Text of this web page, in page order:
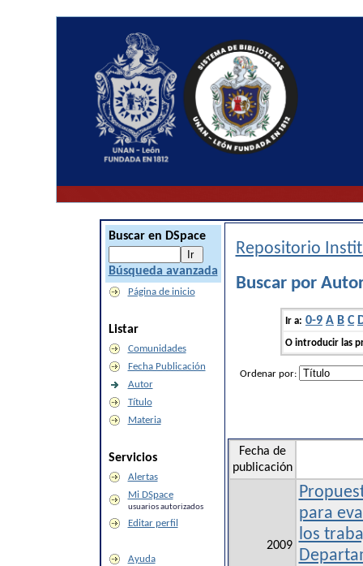
Buscar en DSpace
Búsqueda avanzada
Página de inicio
Listar
Comunidades
Fecha Publicación
Autor
Título
Materia
Servicios
Alertas
Mi DSpace
usuarios autorizados
Editar perfil
Ayuda
Repositorio
Buscar por
Ir a: 0-9 A B C
O introducir las
Ordenar por:
Fecha de
publicación
2009
para
los